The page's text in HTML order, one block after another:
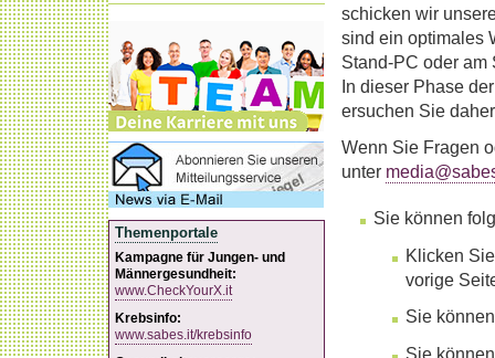
Themenportale
Kampagne für Jungen- und
Männergesundheit:
www.CheckYourX.it
Krebsinfo:
www.sabes.it/krebsinfo
schicken wir
sind ein optimales
Stand-PC oder am
In dieser Phase
ersuchen Sie
Wenn Sie Fragen
unter
Sie können
Klicken
vorige
Sie
Sie